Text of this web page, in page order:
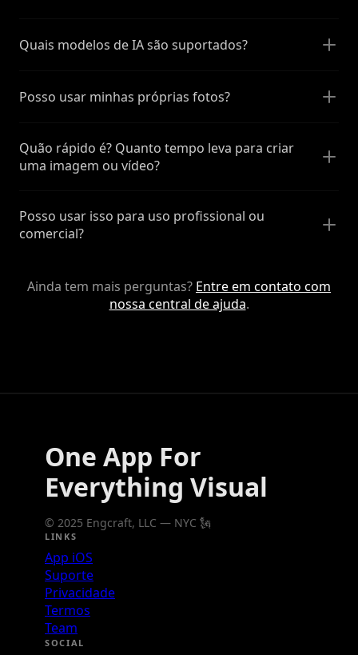
Quais modelos de IA são suportados?
Posso usar minhas próprias fotos?
Quão rápido é? Quanto tempo leva para criar
uma imagem ou vídeo?
Posso usar isso para uso profissional ou
comercial?
Ainda tem mais perguntas? Entre em contato com
nossa central de ajuda.
One App For
Everything Visual
© 2025 Engcraft, LLC — NYC 🗽
LINKS
App iOS
Suporte
Privacidade
Termos
Team
SOCIAL